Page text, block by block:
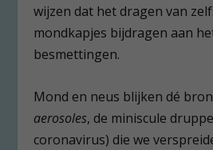
wijzen dat het dragen van
mondkapjes bijdragen aan
besmettingen.
Mond en neus blijken dé
aerosoles, de miniscule
coronavirus) die we